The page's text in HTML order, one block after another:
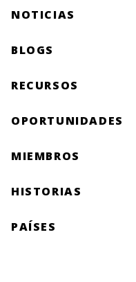
NOTICIAS
BLOGS
RECURSOS
OPORTUNIDADES
MIEMBROS
HISTORIAS
PAÍSES